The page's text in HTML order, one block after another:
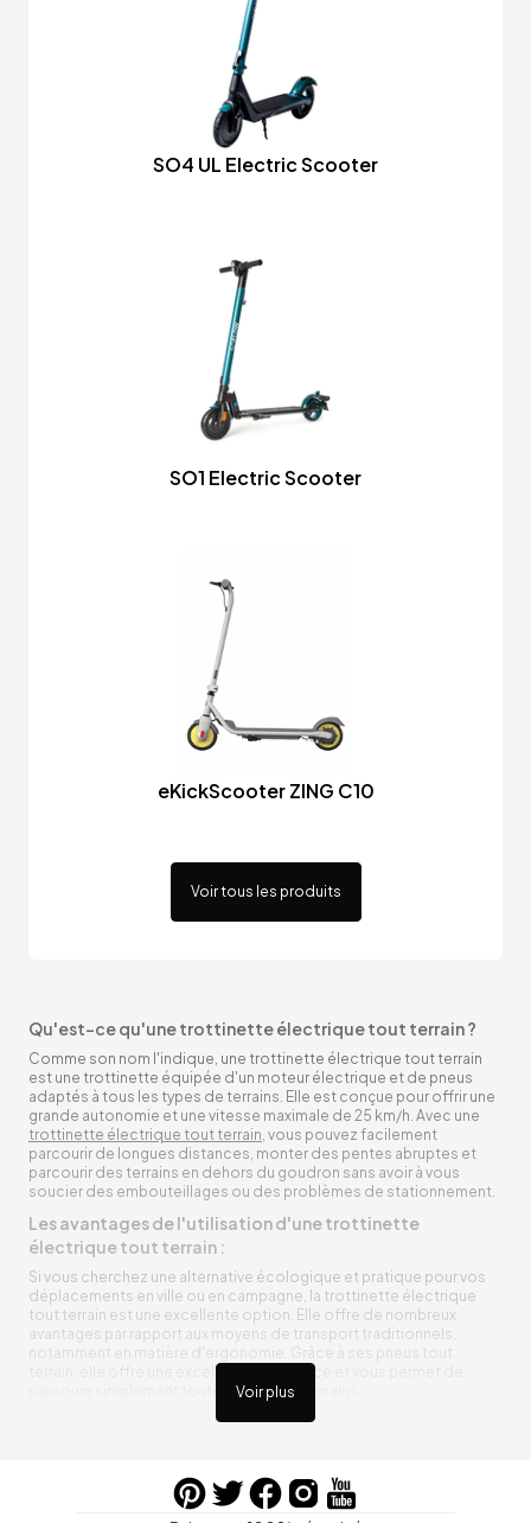
SO4 UL Electric Scooter
SO1 Electric Scooter
eKickScooter ZING C10
Voir tous les produits
Voir plus
Qu'est-ce qu'une trottinette électrique tout terrain ?
Comme son nom l'indique, une trottinette électrique tout terrain
est une trottinette équipée d'un moteur électrique et de pneus
adaptés à tous les types de terrains. Elle est conçue pour offrir une
grande autonomie et une vitesse maximale de 25 km/h. Avec une
trottinette électrique tout terrain, vous pouvez facilement
parcourir de longues distances, monter des pentes abruptes et
parcourir des terrains en dehors du goudron sans avoir à vous
soucier des embouteillages ou des problèmes de stationnement.
Les avantages de l'utilisation d'une trottinette
électrique tout terrain :
Si vous cherchez une alternative écologique et pratique pour vos
déplacements en ville ou en campagne, la trottinette électrique
tout terrain est une excellente option. Elle offre de nombreux
avantages par rapport aux moyens de transport traditionnels,
notamment en matière d'ergonomie. Grâce à ses pneus tout
terrain, elle offre une excellente adhérence et vous permet de
parcourir simplement toutes sortes de terrains.
Trottinette électrique tout terrain ergonomique
entre vos trajets, vous n’aurez pas à vous soucier de l’état de sa
batterie. De plus, elle est équipée de pneus résistants qui peuvent